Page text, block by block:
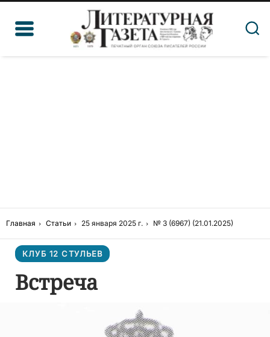
Главная Статьи 25 января 2025 г. № 3 (6967) (21.01.2025)
КЛУБ 12 СТУЛЬЕВ
Встреча